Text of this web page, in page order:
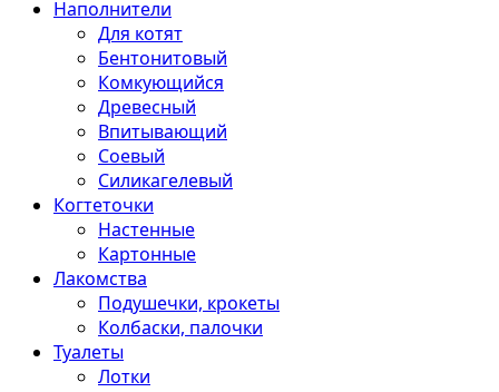
Наполнители
Для котят
Бентонитовый
Комкующийся
Древесный
Впитывающий
Соевый
Силикагелевый
Когтеточки
Настенные
Картонные
Лакомства
Подушечки, крокеты
Колбаски, палочки
Туалеты
Лотки